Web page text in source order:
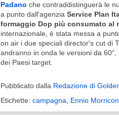
Padano che contraddistinguerà le
a punto dall'agenzia Service Plan
formaggio Dop più consumato al
internazionale, è stata messa a
on air i due speciali director's cut di
andranno in onda le versioni da
dei Paesi target.
Pubblicato dalla Redazione di
Etichette: campagna, Ennio